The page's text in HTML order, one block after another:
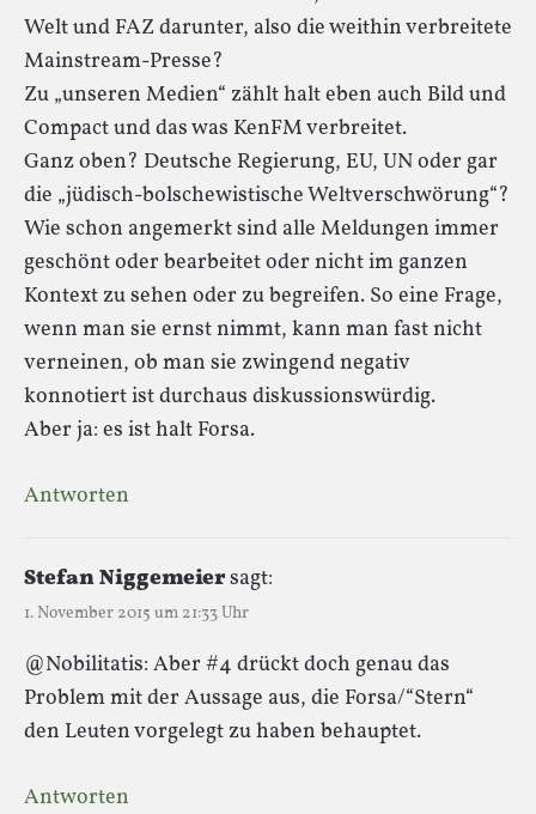
Welt und FAZ darunter, also die weithin verbreitete
Mainstream-Presse?
Zu „unseren Medien“ zählt halt eben auch Bild und
Compact und das was KenFM verbreitet.
Ganz oben? Deutsche Regierung, EU, UN oder gar
die „jüdisch-bolschewistische Weltverschwörung“?
Wie schon angemerkt sind alle Meldungen immer
geschönt oder bearbeitet oder nicht im ganzen
Kontext zu sehen oder zu begreifen. So eine Frage,
wenn man sie ernst nimmt, kann man fast nicht
verneinen, ob man sie zwingend negativ
konnotiert ist durchaus diskussionswürdig.
Aber ja: es ist halt Forsa.
Antworten
Stefan Niggemeiersagt:
1. November 2015 um 21:33 Uhr
@Nobilitatis: Aber #4 drückt doch genau das
Problem mit der Aussage aus, die Forsa/“Stern“
den Leuten vorgelegt zu haben behauptet.
Antworten